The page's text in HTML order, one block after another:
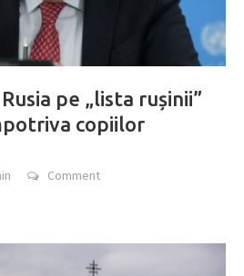
pe „lista rușinii”
copiilor
Comment